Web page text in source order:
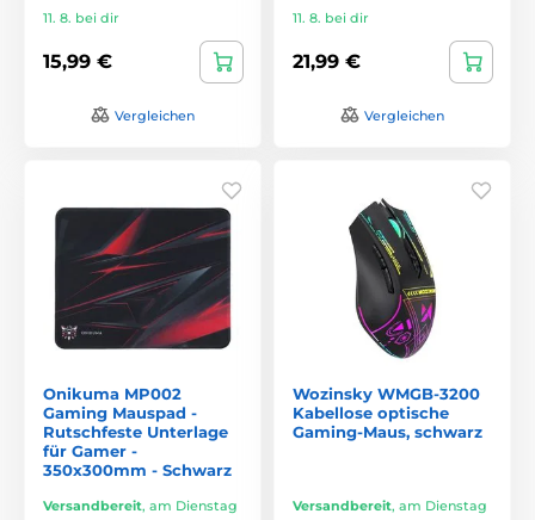
11. 8. bei dir
15,99 €
Vergleichen
11. 8. bei dir
21,99 €
Vergleichen
Onikuma MP002
Gaming Mauspad -
Rutschfeste Unterlage
für Gamer -
350x300mm - Schwarz
Versandbereit, am Dienstag
Wozinsky WMGB-3200
Kabellose optische
Gaming-Maus, schwarz
Versandbereit, am Dienstag